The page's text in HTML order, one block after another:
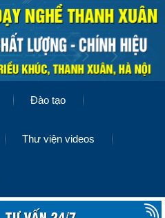
Đào tạo
Thư viện videos